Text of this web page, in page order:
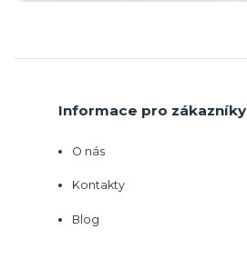
Informace pro zákazníky
O nás
Kontakty
Blog